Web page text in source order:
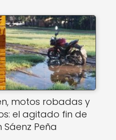
motos robadas y
el agitado fin de
Peña